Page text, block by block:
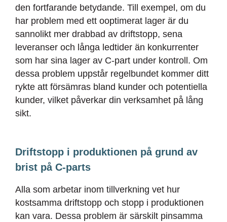
den fortfarande betydande. Till exempel, om du
har problem med ett ooptimerat lager är du
sannolikt mer drabbad av driftstopp, sena
leveranser och långa ledtider än konkurrenter
som har sina lager av C-part under kontroll. Om
dessa problem uppstår regelbundet kommer ditt
rykte att försämras bland kunder och potentiella
kunder, vilket påverkar din verksamhet på lång
sikt.
Driftstopp i produktionen på grund av
brist på C-parts
Alla som arbetar inom tillverkning vet hur
kostsamma driftstopp och stopp i produktionen
kan vara. Dessa problem är särskilt pinsamma